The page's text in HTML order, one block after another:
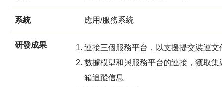
系統 應用/服務系統
研發成果
連接三個服務平台，以支援提交裝運文
數據模型和與服務平台的連接，獲取集
箱追蹤信息